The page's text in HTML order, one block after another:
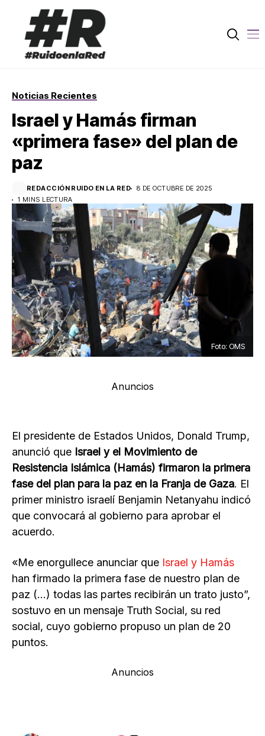
Noticias Recientes
Israel y Hamás firman
«primera fase» del plan de
paz
REDACCIÓN RUIDO EN LA RED
8 DE OCTUBRE DE 2025
1 MINS LECTURA
Foto: OMS
Anuncios
El presidente de Estados Unidos, Donald Trump,
anunció que Israel y el Movimiento de
Resistencia Islámica (Hamás) firmaron la primera
fase del plan para la paz en la Franja de Gaza. El
primer ministro israelí Benjamin Netanyahu indicó
que convocará al gobierno para aprobar el
acuerdo.
«Me enorgullece anunciar que Israel y Hamás
han firmado la primera fase de nuestro plan de
paz (…) todas las partes recibirán un trato justo”,
sostuvo en un mensaje Truth Social, su red
social, cuyo gobierno propuso un plan de 20
puntos.
Anuncios